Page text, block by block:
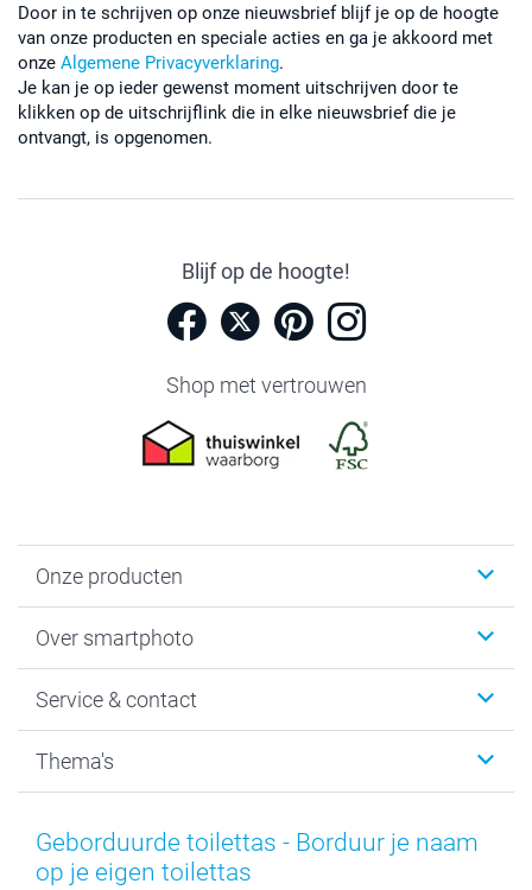
Door in te schrijven op onze nieuwsbrief blijf je op de hoogte
van onze producten en speciale acties en ga je akkoord met
onze Algemene Privacyverklaring.
Je kan je op ieder gewenst moment uitschrijven door te
klikken op de uitschrijflink die in elke nieuwsbrief die je
ontvangt, is opgenomen.
Blijf op de hoogte!
Shop met vertrouwen
Onze producten
Fotoboeken
Fotocadeaus
Kaarten
Over smartphoto
Vacatures
Bestelproces
Herroepingsrecht
Privacy
Service & contact
Tevredenheidsgarantie
Mijn orderstatus
smartbonus
Thema's
Baby
Moederdag
Geborduurde toilettas - Borduur je naam
op je eigen toilettas